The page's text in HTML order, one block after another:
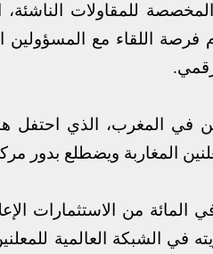
للمقاولات
فرصة اللقاء مع
المغاربة ويضطلع بدور
أن التجمع يمثل 98 في المائة من
في الشبكة العالمية